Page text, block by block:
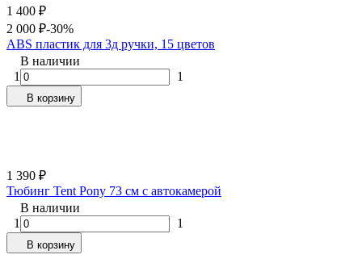
1 400 ₽
2 000 ₽-30%
ABS пластик для 3д ручки, 15 цветов
В наличии
1
1
В корзину
1 390 ₽
Тюбинг Tent Pony 73 см с автокамерой
В наличии
1
1
В корзину